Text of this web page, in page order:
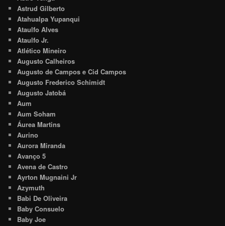
Astrud Gilberto
Atahualpa Yupanqui
Ataulfo Alves
Ataulfo Jr.
Atlético Mineiro
Augusto Calheiros
Augusto de Campos e Cid Campos
Augusto Frederico Schimidt
Augusto Jatobá
Aum
Aum Soham
Áurea Martins
Aurino
Aurora Miranda
Avanço 5
Avena de Castro
Ayrton Mugnaini Jr
Azymuth
Babi De Oliveira
Baby Consuelo
Baby Joe